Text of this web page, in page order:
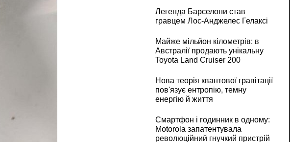
Легенда Барселони став
гравцем Лос-Анджелес Гелаксі
Майже мільйон кілометрів: в
Австралії продають унікальну
Toyota Land Cruiser 200
Нова теорія квантової гравітації
пов'язує ентропію, темну
енергію й життя
Смартфон і годинник в одному:
Motorola запатентувала
революційний гнучкий пристрій